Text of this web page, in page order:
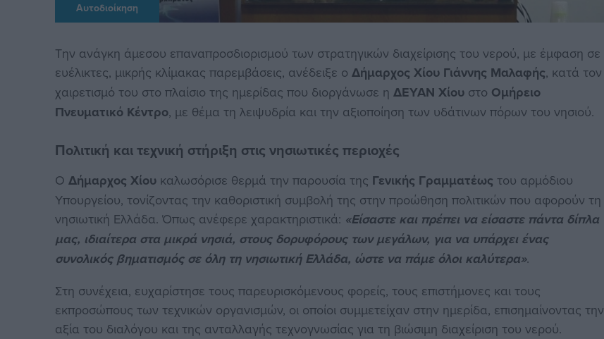
Αυτοδιοίκηση
Την ανάγκη άμεσου επαναπροσδιορισμού των στρατηγικών διαχείρισης του νερού, με έμφαση σε
ευέλικτες, μικρής κλίμακας παρεμβάσεις, ανέδειξε οΔήμαρχος Χίου Γιάννης Μαλαφής, κατά τον
χαιρετισμό του στο πλαίσιο της ημερίδας που διοργάνωσε ηΔΕΥΑΝ Χίου στο Ομήρειο
Πνευματικό Κέντρο, με θέμα τη λειψυδρία και την αξιοποίηση των υδάτινων πόρων του νησιού.
Πολιτική και τεχνική στήριξη στις νησιωτικές περιοχές
ΟΔήμαρχος Χίου καλωσόρισε θερμά την παρουσία της Γενικής Γραμματέως του αρμόδιου
Υπουργείου, τονίζοντας την καθοριστική συμβολή της στην προώθηση πολιτικών που αφορούν τη
νησιωτική Ελλάδα. Όπως ανέφερε χαρακτηριστικά: «Είσαστε και πρέπει να είσαστε πάντα δίπλα
μας, ιδιαίτερα στα μικρά νησιά, στους δορυφόρους των μεγάλων, για να υπάρχει ένας
συνολικός βηματισμός σε όλη τη νησιωτική Ελλάδα, ώστε να πάμε όλοι καλύτερα».
Στη συνέχεια, ευχαρίστησε τους παρευρισκόμενους φορείς, τους επιστήμονες και τους
εκπροσώπους των τεχνικών οργανισμών, οι οποίοι συμμετείχαν στην ημερίδα, επισημαίνοντας την
αξία του διαλόγου και της ανταλλαγής τεχνογνωσίας για τη βιώσιμη διαχείριση του νερού.